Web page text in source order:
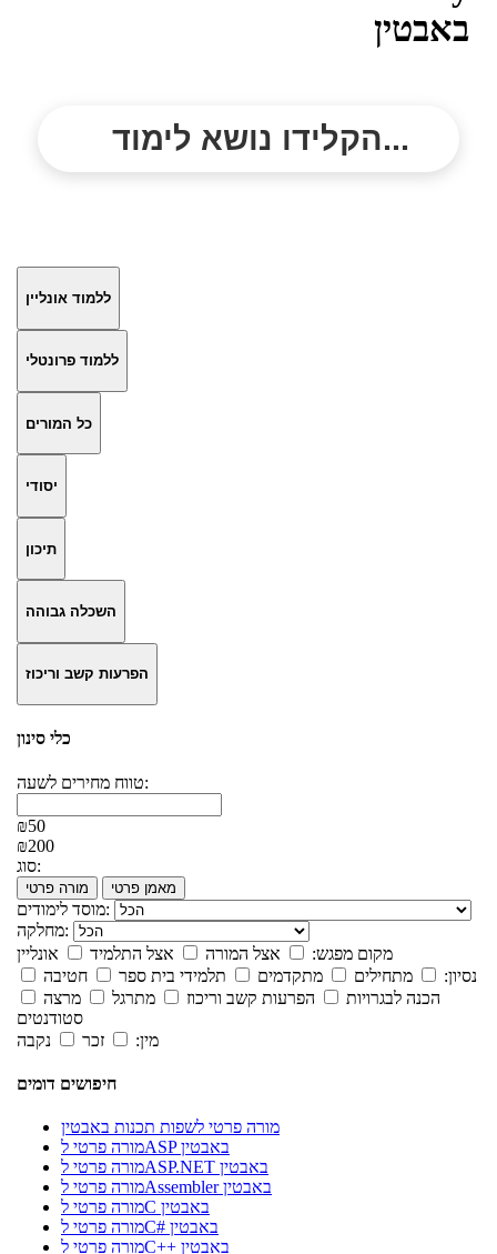
באבטין
הקלידו נושא לימוד...
ללמוד אונליין
ללמוד פרונטלי
כל המורים
יסודי
תיכון
השכלה גבוהה
הפרעות קשב וריכוז
כלי סינון
טווח מחירים לשעה:
₪50
₪200
סוג:
מורה פרטי מאמן פרטי
מוסד לימודים:
מחלקה:
מקום מפגש:
אצל המורה אצל התלמיד
אונליין
נסיון:
מתחילים מתקדמים תלמידי בית ספר
חטיבה
הכנה לבגרויות
הפרעות קשב וריכוז מתרגל
מרצה
סטודנטים
מין:
זכר נקבה
חיפושים דומים
מורה פרטי לשפות תכנות באבטין
מורה פרטי לASP באבטין
מורה פרטי לASP.NET באבטין
מורה פרטי לAssembler באבטין
מורה פרטי לC באבטין
מורה פרטי לC# באבטין
מורה פרטי לC++ באבטין